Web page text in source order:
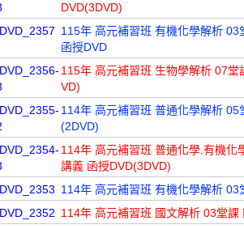
DVD(3DVD)
DVD_2357 115年 高元補習班 有機化學解析
函授DVD
DVD_2356- 115年 高元補習班 生物學解析 07
VD)
DVD_2355- 114年 高元補習班 普通化學解析
(2DVD)
DVD_2354- 114年 高元補習班 普通化學.有機化
講義 函授DVD(3DVD)
DVD_2353 114年 高元補習班 有機化學解析
DVD_2352 114年 高元補習班 國文解析 03堂